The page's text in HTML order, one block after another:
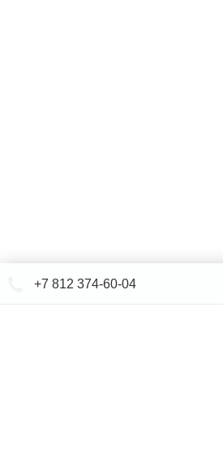
+7 812 374-60-04